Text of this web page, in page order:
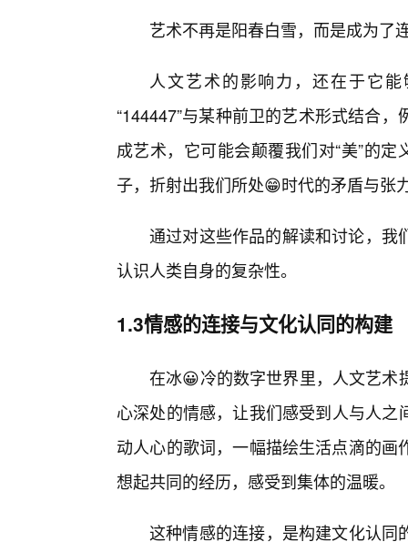
艺术不再是阳春白雪，而是成为了
人文艺术的影响力，还在于它
“144447”与某种前卫的艺术形式结合
成艺术，它可能会颠覆我们对“美”的
子，折射出我们所处😁时代的矛盾与张
通过对这些作品的解读和讨论，我
认识人类自身的复杂性。
1.3情感的连接与文化认同的构建
在冰😀冷的数字世界里，人文艺术
心深处的情感，让我们感受到人与人之
动人心的歌词，一幅描绘生活点滴的
想起共同的经历，感受到集体的温暖。
这种情感的连接，是构建文化认同